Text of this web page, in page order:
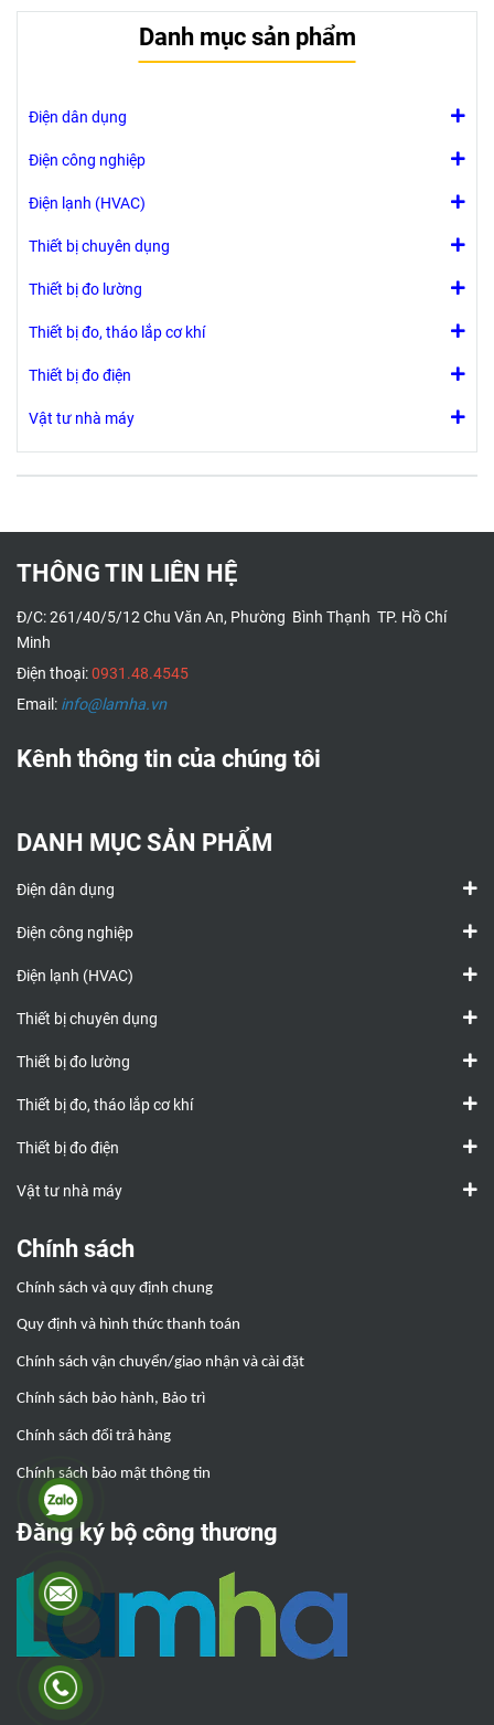
Kích thước đế
từ (WxD) :
50x58mm
Kích thước đế
Danh mục sản phẩm
Điện dân dụng
Điện công nghiệp
Điện lạnh (HVAC)
Thiết bị chuyên dụng
Thiết bị đo lường
Thiết bị đo, tháo lắp cơ khí
Thiết bị đo điện
Vật tư nhà máy
THÔNG TIN LIÊN HỆ
Đ/C: 261/40/5/12 Chu Văn An, Phường Bình Thạnh TP. Hồ Chí
Minh
Điện thoại:0931.48.4545
Email: info@lamha.vn
Kênh thông tin của chúng tôi
DANH MỤC SẢN PHẨM
Điện dân dụng
Điện công nghiệp
Điện lạnh (HVAC)
Thiết bị chuyên dụng
Thiết bị đo lường
Thiết bị đo, tháo lắp cơ khí
Thiết bị đo điện
Vật tư nhà máy
Chính sách
Chính sách và quy định chung
Quy định và hình thức thanh toán
Chính sách vận chuyển/giao nhận và cài đặt
Chính sách bảo hành, Bảo trì
Chính sách đổi trả hàng
Chính sách bảo mật thông tin
Đăng ký bộ công thương